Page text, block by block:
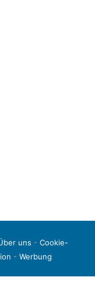
uns - Cookie-
- Werbung